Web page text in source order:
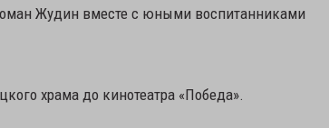
Жудин вместе с юными воспитанниками
храма до кинотеатра «Победа».